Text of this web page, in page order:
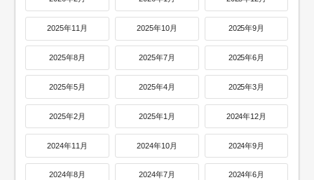
2025年11月 2025年10月 2025年9月
2025年8月 2025年7月 2025年6月
2025年5月 2025年4月 2025年3月
2025年2月 2025年1月 2024年12月
2024年11月 2024年10月 2024年9月
2024年8月 2024年7月 2024年6月